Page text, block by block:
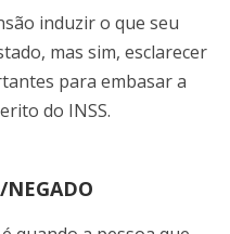
induzir o que seu
mas sim, esclarecer
para embasar a
do INSS.
NEGADO